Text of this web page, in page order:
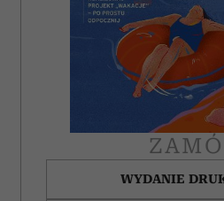
Partnerzy mogą połączyć te
otrzymanymi od Ciebie lub
korzystania z ich usług.
WYDANIE